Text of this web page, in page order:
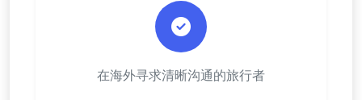
在海外寻求清晰沟通的旅行者